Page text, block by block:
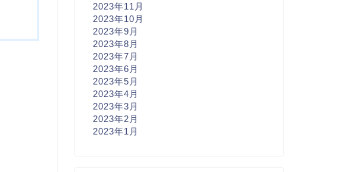
2023年11月
2023年10月
2023年9月
2023年8月
2023年7月
2023年6月
2023年5月
2023年4月
2023年3月
2023年2月
2023年1月